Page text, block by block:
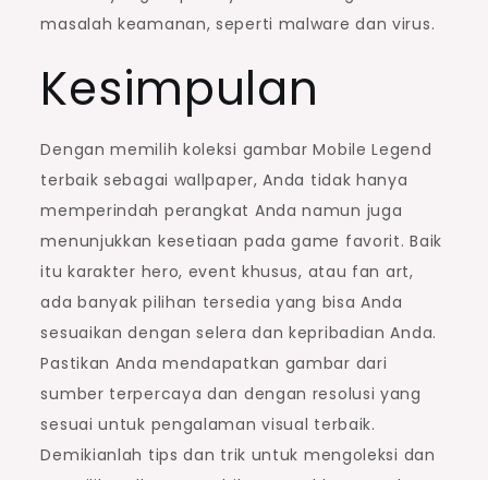
masalah keamanan, seperti malware dan virus.
Kesimpulan
Dengan memilih koleksi gambar Mobile Legend
terbaik sebagai wallpaper, Anda tidak hanya
memperindah perangkat Anda namun juga
menunjukkan kesetiaan pada game favorit. Baik
itu karakter hero, event khusus, atau fan art,
ada banyak pilihan tersedia yang bisa Anda
sesuaikan dengan selera dan kepribadian Anda.
Pastikan Anda mendapatkan gambar dari
sumber terpercaya dan dengan resolusi yang
sesuai untuk pengalaman visual terbaik.
Demikianlah tips dan trik untuk mengoleksi dan